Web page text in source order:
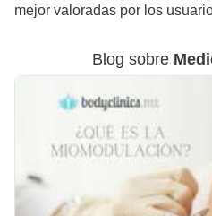
mejor valoradas por los
Blog sobre